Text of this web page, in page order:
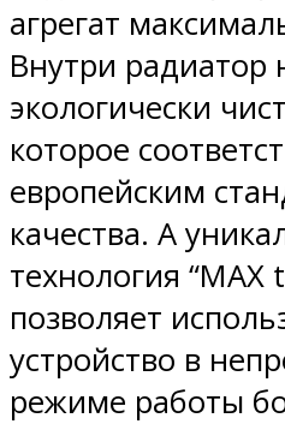
агрегат
Внутри радиатор
экологически
которое
европейским
качества. А
технология “MAX
позволяет
устройство в
режиме работы